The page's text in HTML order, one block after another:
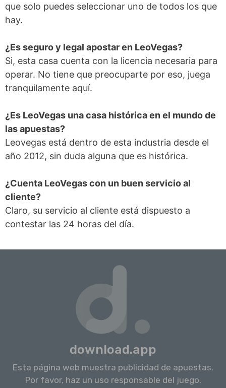
que solo puedes seleccionar uno de todos los que
hay.
¿Es seguro y legal apostar en LeoVegas?
Si, esta casa cuenta con la licencia necesaria para
operar. No tiene que preocuparte por eso, juega
tranquilamente aquí.
¿Es LeoVegas una casa histórica en el mundo de
las apuestas?
Leovegas está dentro de esta industria desde el
año 2012, sin duda alguna que es histórica.
¿Cuenta LeoVegas con un buen servicio al
cliente?
Claro, su servicio al cliente está dispuesto a
contestar las 24 horas del día.
download.app
Esta página web muestra publicidad de apuestas.
Por favor, haz un uso responsable del juego.